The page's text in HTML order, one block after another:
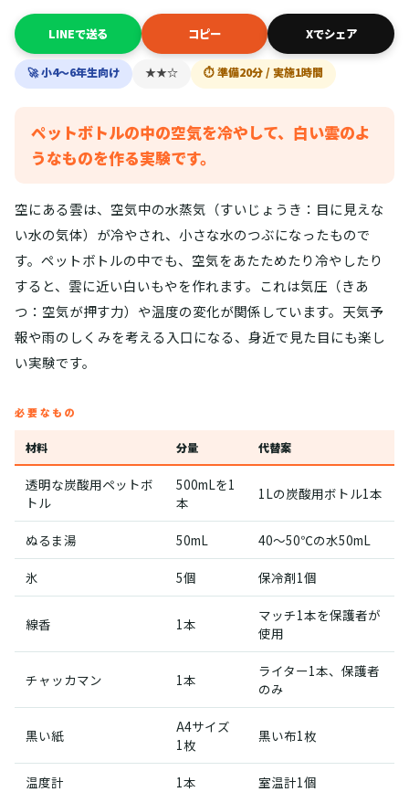
LINEで送る コピー Xでシェア
🚀 小4〜6年生向け ★★☆ ⏱ 準備20分 / 実施1時間
ペットボトルの中の空気を冷やして、白い雲のよ
うなものを作る実験です。
空にある雲は、空気中の水蒸気（すいじょうき：目に見えな
い水の気体）が冷やされ、小さな水のつぶになったもので
す。ペットボトルの中でも、空気をあたためたり冷やしたり
すると、雲に近い白いもやを作れます。これは気圧（きあ
つ：空気が押す力）や温度の変化が関係しています。天気予
報や雨のしくみを考える入口になる、身近で見た目にも楽し
い実験です。
必要なもの
材料 分量 代替案
透明な炭酸用ペットボ
トル
500mLを1
本
1Lの炭酸用ボトル1本
ぬるま湯 50mL 40〜50℃の水50mL
氷 5個 保冷剤1個
線香 1本
マッチ1本を保護者が
使用
チャッカマン 1本
ライター1本、保護者
のみ
黒い紙
A4サイズ
1枚
黒い布1枚
温度計 1本 室温計1個